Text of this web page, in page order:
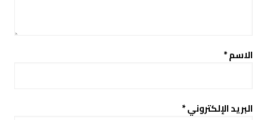
الاسم*
البريد الإلكتروني*